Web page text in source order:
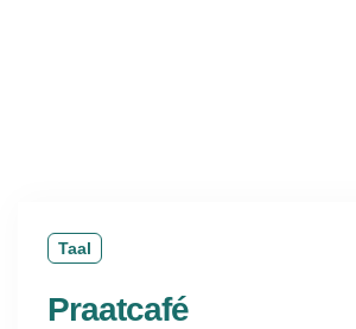
Taal
Praatcafé